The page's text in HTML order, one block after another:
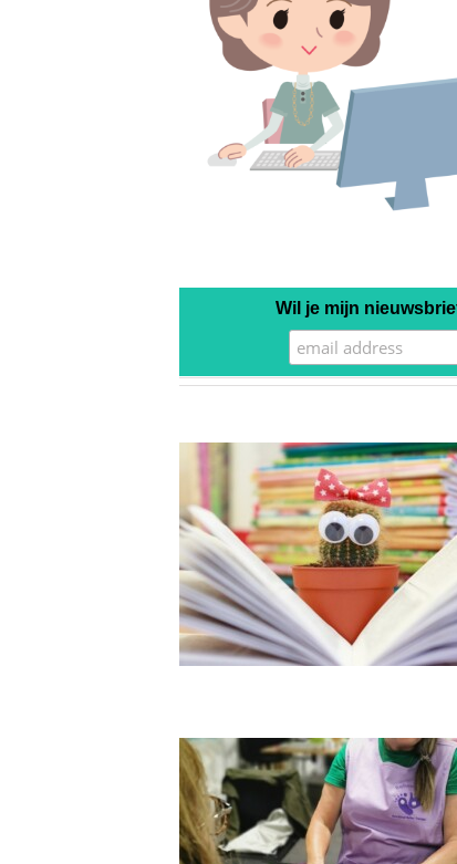
Wil je mijn